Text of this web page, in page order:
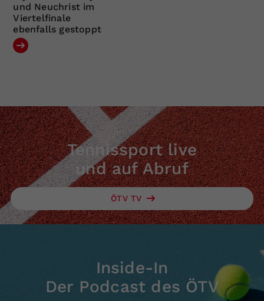
und Neuchrist im
Viertelfinale
ebenfalls gestoppt
Tennissport live
und auf Abruf
ÖTV TV
Inside-In
Der Podcast des ÖTV